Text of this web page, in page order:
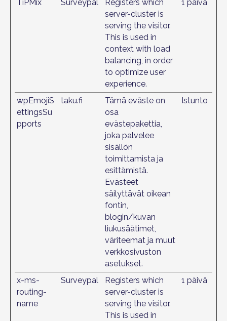
TiPMix Surveypal
Registers which
server-cluster is
serving the visitor.
This is used in
context with load
balancing, in order
to optimize user
experience.
1 päivä
wpEmojiS
ettingsSu
pports
taku.fi
Tämä eväste on
osa
evästepakettia,
joka palvelee
sisällön
toimittamista ja
esittämistä.
Evästeet
säilyttävät oikean
fontin,
blogin/kuvan
liukusäätimet,
väriteemat ja muut
verkkosivuston
asetukset.
Istunto
x-ms-
routing-
name
Surveypal
Registers which
server-cluster is
serving the visitor.
This is used in
1 päivä